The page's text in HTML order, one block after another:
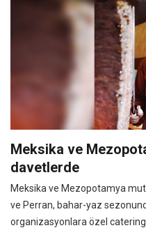
Meksika ve
davetlerde
Meksika ve Mezopotamya
ve Perran, bahar-yaz
organizasyonlara özel catering